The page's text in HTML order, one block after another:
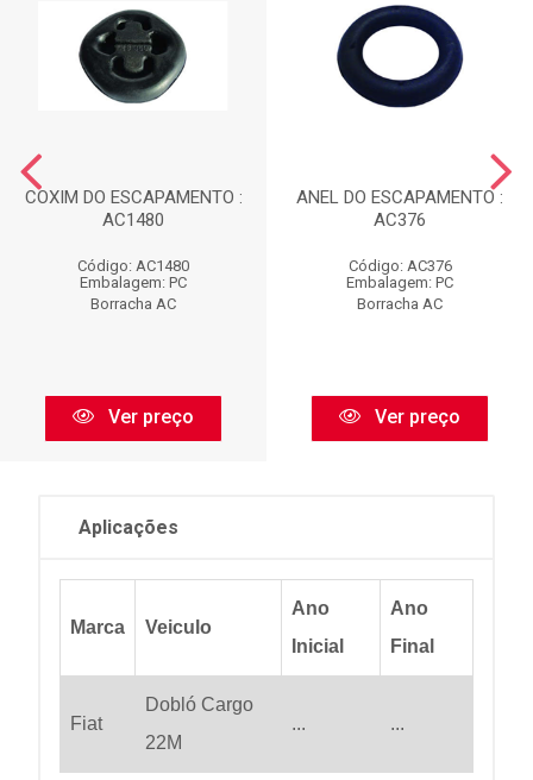
COXIM DO ESCAPAMENTO :
AC1480
Código: AC1480
Embalagem: PC
Borracha AC
Ver preço
ANEL DO ESCAPAMENTO :
AC376
Código: AC376
Embalagem: PC
Borracha AC
Ver preço
Aplicações
Marca Veiculo
Ano
Inicial
Ano
Final
Fiat
Dobló Cargo
22M
... ...